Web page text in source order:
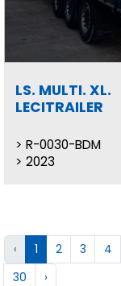
LS. MULTI. XL.
LECITRAILER
R-0030-BDM
2023
‹ 1 2 3 4
30
›